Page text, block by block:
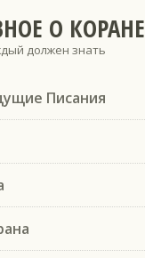
О КОРАНЕ
должен знать
Писания